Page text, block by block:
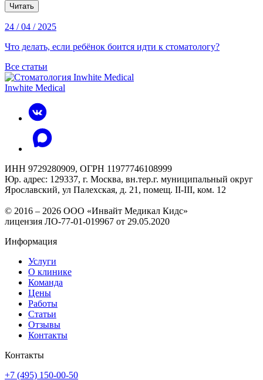
Читать
24 / 04 / 2025
Что делать, если ребёнок боится идти к стоматологу?
Все статьи
Inwhite Medical
ИНН 9729280909, ОГРН 11977746108999
Юр. адрес: 129337, г. Москва, вн.тер.г. муниципальный округ
Ярославский, ул Палехская, д. 21, помещ. II-III, ком. 12
© 2016 – 2026 ООО «Инвайт Медикал Кидс»
лицензия ЛО-77-01-019967 от 29.05.2020
Информация
Услуги
О клинике
Команда
Цены
Работы
Статьи
Отзывы
Контакты
Контакты
+7 (495) 150-00-50